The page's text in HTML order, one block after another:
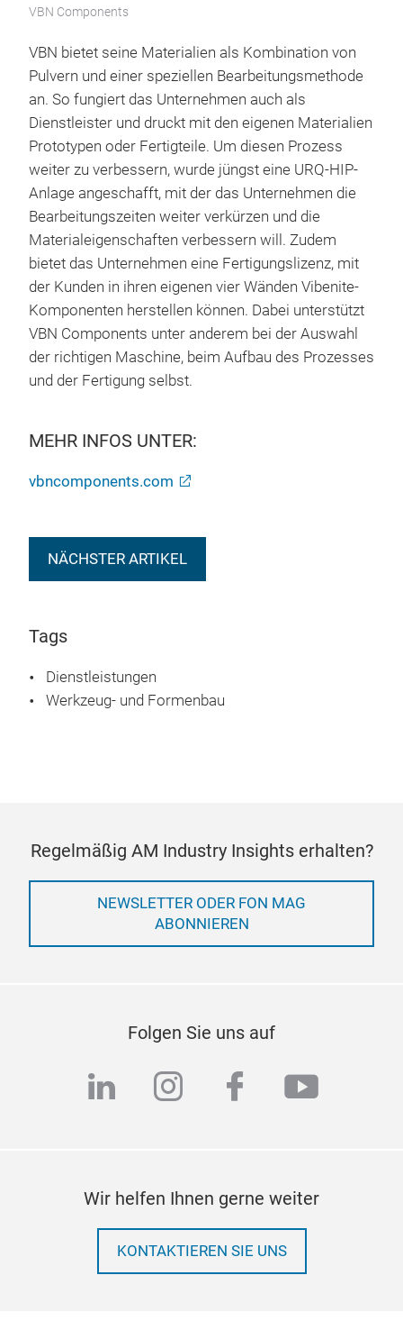
VBN Components
VBN bietet seine Materialien als Kombination von
Pulvern und einer speziellen Bearbeitungsmethode
an. So fungiert das Unternehmen auch als
Dienstleister und druckt mit den eigenen Materialien
Prototypen oder Fertigteile. Um diesen Prozess
weiter zu verbessern, wurde jüngst eine URQ-HIP-
Anlage angeschafft, mit der das Unternehmen die
Bearbeitungszeiten weiter verkürzen und die
Materialeigenschaften verbessern will. Zudem
bietet das Unternehmen eine Fertigungslizenz, mit
der Kunden in ihren eigenen vier Wänden Vibenite-
Komponenten herstellen können. Dabei unterstützt
VBN Components unter anderem bei der Auswahl
der richtigen Maschine, beim Aufbau des Prozesses
und der Fertigung selbst.
MEHR INFOS UNTER:
vbncomponents.com
NÄCHSTER ARTIKEL
Tags
Dienstleistungen
Werkzeug- und Formenbau
Regelmäßig AM Industry Insights erhalten?
NEWSLETTER ODER FON MAG
ABONNIEREN
Folgen Sie uns auf
linkedininstagram
facebook
Wir helfen Ihnen gerne weiter
KONTAKTIEREN SIE UNS